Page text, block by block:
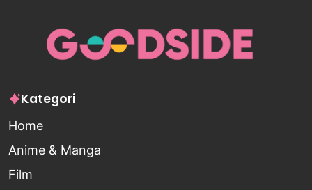
Kategori
Home
Anime & Manga
Film